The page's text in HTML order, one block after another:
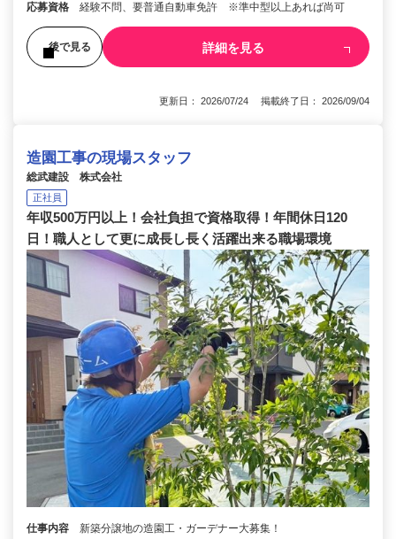
応募資格 経験不問、要普通自動車免許 ※準中型以上あれば尚可
後で見る 詳細を見る
更新日： 2026/07/24 掲載終了日： 2026/09/04
造園工事の現場スタッフ
総武建設 株式会社
正社員
年収500万円以上！会社負担で資格取得！年間休日120
日！職人として更に成長し長く活躍出来る職場環境
仕事内容 新築分譲地の造園工・ガーデナー大募集！